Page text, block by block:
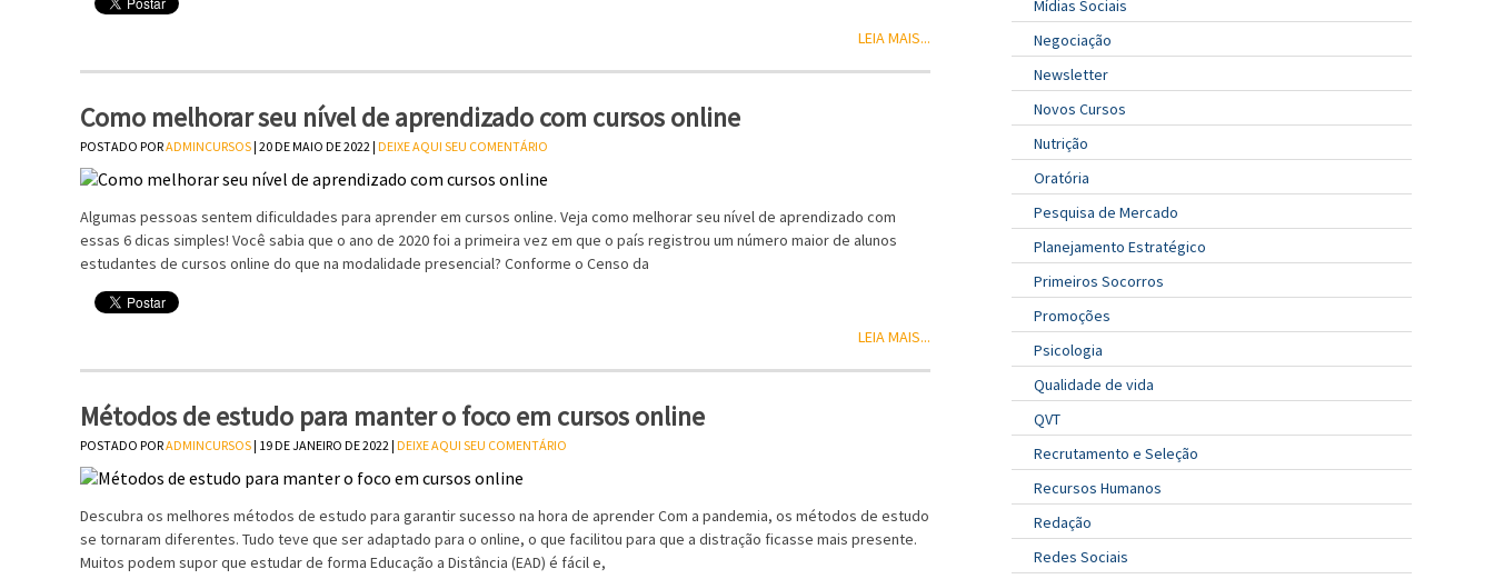
LEIA MAIS...
Como melhorar seu nível de aprendizado com cursos online
POSTADO PORADMINCURSOS| 20 DE MAIO DE 2022 | DEIXE AQUI SEU COMENTÁRIO
Algumas pessoas sentem dificuldades para aprender em cursos online. Veja como melhorar seu nível de aprendizado com
essas 6 dicas simples! Você sabia que o ano de 2020 foi a primeira vez em que o país registrou um número maior de alunos
estudantes de cursos online do que na modalidade presencial? Conforme o Censo da
LEIA MAIS...
Métodos de estudo para manter o foco em cursos online
POSTADO PORADMINCURSOS| 19 DE JANEIRO DE 2022 | DEIXE AQUI SEU COMENTÁRIO
Descubra os melhores métodos de estudo para garantir sucesso na hora de aprender Com a pandemia, os métodos de estudo
se tornaram diferentes. Tudo teve que ser adaptado para o online, o que facilitou para que a distração ficasse mais presente.
Muitos podem supor que estudar de forma Educação a Distância (EAD) é fácil e,
Mídias Sociais
Negociação
Newsletter
Novos Cursos
Nutrição
Oratória
Pesquisa de Mercado
Planejamento Estratégico
Primeiros Socorros
Promoções
Psicologia
Qualidade de vida
QVT
Recrutamento e Seleção
Recursos Humanos
Redação
Redes Sociais